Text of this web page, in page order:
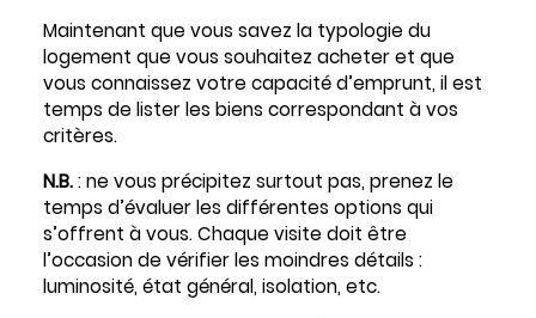
Maintenant que vous savez la typologie du
logement que vous souhaitez acheter et que
vous connaissez votre capacité d’emprunt, il est
temps de lister les biens correspondant à vos
critères.
N.B.: ne vous précipitez surtout pas, prenez le
temps d’évaluer les différentes options qui
s’offrent à vous. Chaque visite doit être
l’occasion de vérifier les moindres détails :
luminosité, état général, isolation, etc.